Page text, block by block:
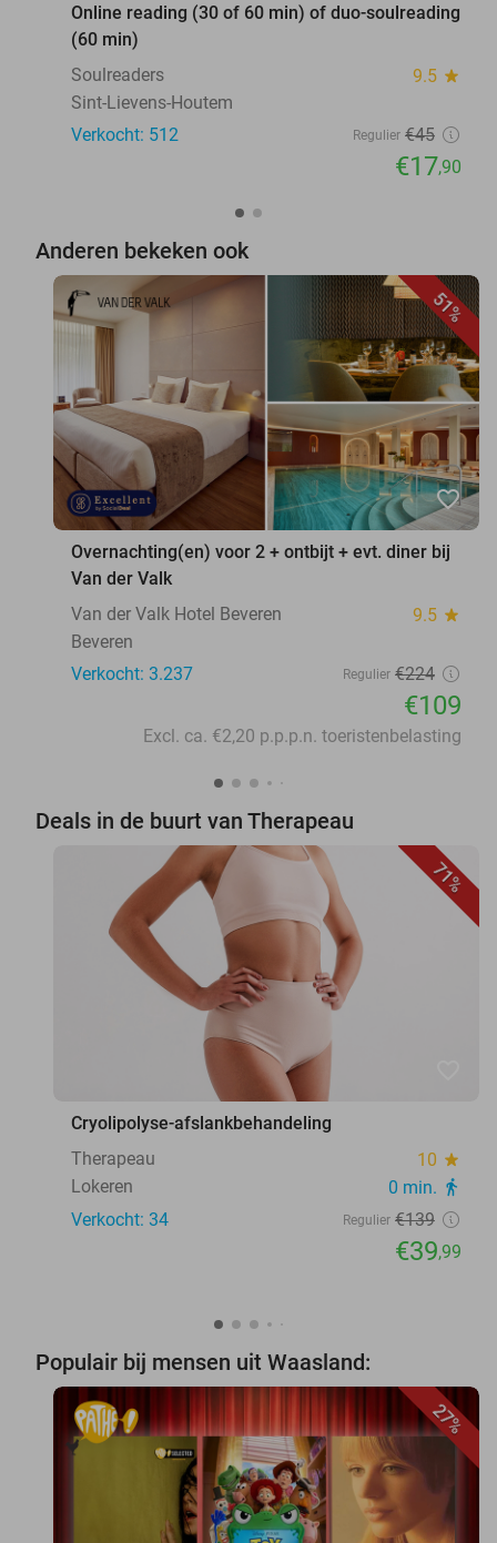
Online reading (30 of 60 min) of duo-soulreading
(60 min)
Soulreaders
9.5 star
Sint-Lievens-Houtem
Verkocht: 512
Regulier €45
€17,90
Anderen bekeken ook
51%
favorite_border
Overnachting(en) voor 2 + ontbijt + evt. diner bij
Van der Valk
Van der Valk Hotel Beveren
9.5 star
Beveren
Verkocht: 3.237
Regulier €224
€109
Excl. ca. €2,20 p.p.p.n. toeristenbelasting
Deals in de buurt van Therapeau
71%
Cryolipolyse-afslankbehandeling
Therapeau
10 star
Lokeren 0 min. directions_walk
Verkocht: 34 Regulier €139
€39,99
Populair bij mensen uit Waasland:
27%